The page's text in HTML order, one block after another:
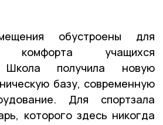
обустроены для
комфорта учащихся
получила новую
базу, современную
Для спортзала
которого здесь никогда